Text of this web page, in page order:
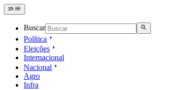
Buscar
Política
Eleições
Internacional
Nacional
Agro
Infra